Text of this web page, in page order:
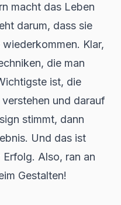
macht das Leben
darum, dass sie
Klar,
die man
ist, die
und darauf
stimmt, dann
Und das ist
Also, ran an
Gestalten!